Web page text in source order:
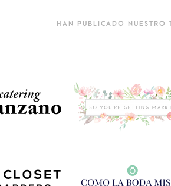
HAN PUBLICADO NUESTRO